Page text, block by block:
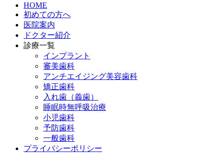
HOME
初めての方へ
医院案内
ドクター紹介
診療一覧
インプラント
審美歯科
アンチエイジング美容歯科
矯正歯科
入れ歯（義歯）
睡眠時無呼吸治療
小児歯科
予防歯科
一般歯科
プライバシーポリシー